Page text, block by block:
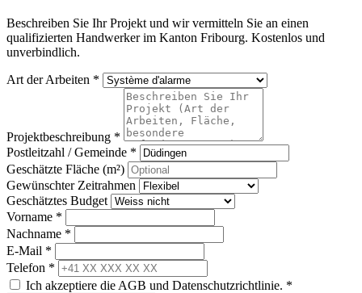
Beschreiben Sie Ihr Projekt und wir vermitteln Sie an einen
qualifizierten Handwerker im Kanton Fribourg. Kostenlos und
unverbindlich.
Art der Arbeiten *
Projektbeschreibung *
Postleitzahl / Gemeinde *
Geschätzte Fläche (m²)
Gewünschter Zeitrahmen
Geschätztes Budget
Vorname *
Nachname *
E-Mail *
Telefon *
Ich akzeptiere die AGB und Datenschutzrichtlinie. *